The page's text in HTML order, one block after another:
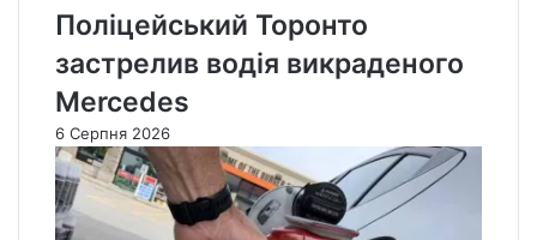
Поліцейський Торонто
застрелив водія викраденого
Mercedes
6 Серпня 2026